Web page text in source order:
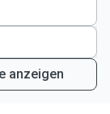
anzeigen